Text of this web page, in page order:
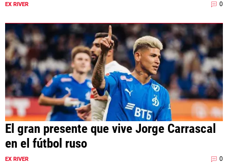
EX RIVER 0
El gran presente que vive Jorge Carrascal
en el fútbol ruso
EX RIVER 0